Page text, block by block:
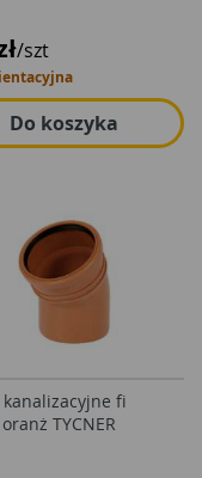
/szt
Do koszyka
kanalizacyjne fi
TYCNER